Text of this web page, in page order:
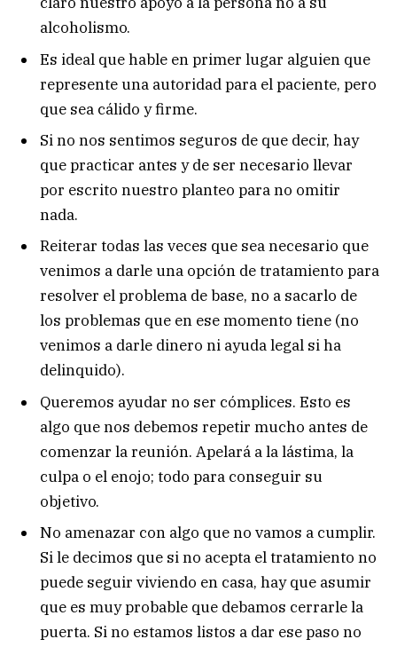
alcoholismo.
Es ideal que hable en primer lugar alguien que
represente una autoridad para el paciente, pero
que sea cálido y firme.
Si no nos sentimos seguros de que decir, hay
que practicar antes y de ser necesario llevar
por escrito nuestro planteo para no omitir
nada.
Reiterar todas las veces que sea necesario que
venimos a darle una opción de tratamiento para
resolver el problema de base, no a sacarlo de
los problemas que en ese momento tiene (no
venimos a darle dinero ni ayuda legal si ha
delinquido).
Queremos ayudar no ser cómplices. Esto es
algo que nos debemos repetir mucho antes de
comenzar la reunión. Apelará a la lástima, la
culpa o el enojo; todo para conseguir su
objetivo.
No amenazar con algo que no vamos a cumplir.
Si le decimos que si no acepta el tratamiento no
puede seguir viviendo en casa, hay que asumir
que es muy probable que debamos cerrarle la
puerta. Si no estamos listos a dar ese paso no